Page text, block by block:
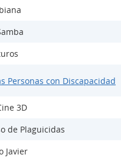
Personas con Discapacidad
3D
de Plaguicidas
Javier